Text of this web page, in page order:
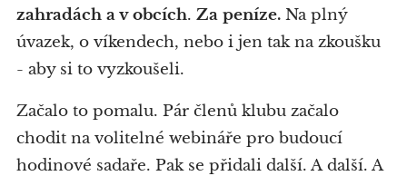
zahradách a v obcích. Za peníze. Na plný
úvazek, o víkendech, nebo i jen tak na zkoušku
- aby si to vyzkoušeli.
Začalo to pomalu. Pár členů klubu začalo
chodit na volitelné webináře pro budoucí
hodinové sadaře. Pak se přidali další. A další. A